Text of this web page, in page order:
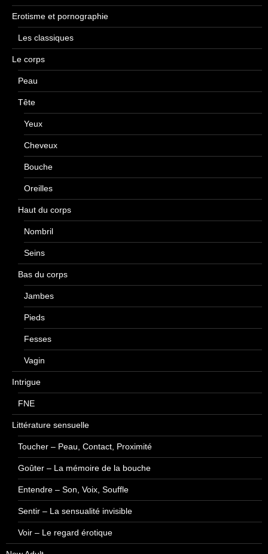
Erotisme et pornographie
Les classiques
Le corps
Peau
Tête
Yeux
Cheveux
Bouche
Oreilles
Haut du corps
Nombril
Seins
Bas du corps
Jambes
Pieds
Fesses
Vagin
Intrigue
FNE
Littérature sensuelle
Toucher – Peau, Contact, Proximité
Goûter – La mémoire de la bouche
Entendre – Son, Voix, Souffle
Sentir – La sensualité invisible
Voir – Le regard érotique